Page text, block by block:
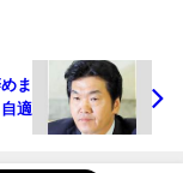
ま
適